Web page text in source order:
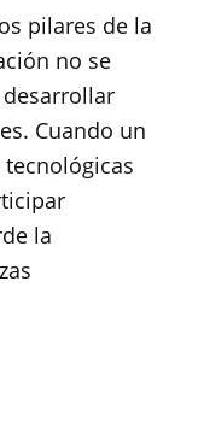
pilares de la
no se
Cuando un
la